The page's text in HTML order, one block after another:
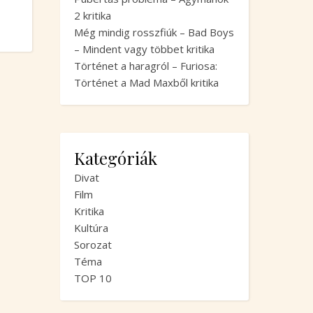
2 kritika
Még mindig rosszfiúk – Bad Boys
– Mindent vagy többet kritika
Történet a haragról – Furiosa:
Történet a Mad Maxből kritika
Kategóriák
Divat
Film
Kritika
Kultúra
Sorozat
Téma
TOP 10